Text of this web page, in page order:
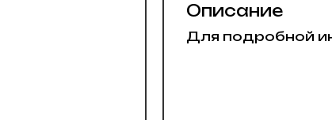
Описание
Для подробной